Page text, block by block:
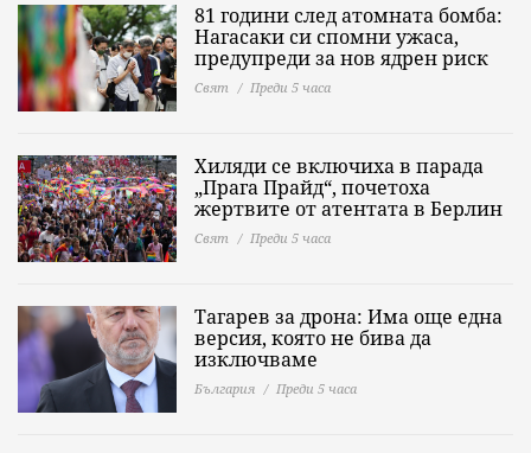
81 години след атомната бомба:
Нагасаки си спомни ужаса,
предупреди за нов ядрен риск
Свят Преди 5 часа
Хиляди се включиха в парада
„Прага Прайд“, почетоха
жертвите от атентата в Берлин
Свят Преди 5 часа
Тагарев за дрона: Има още една
версия, която не бива да
изключваме
България Преди 5 часа